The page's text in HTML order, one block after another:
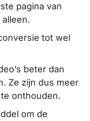
pagina van
tot wel
beter dan
Ze zijn dus meer
onthouden.
om de